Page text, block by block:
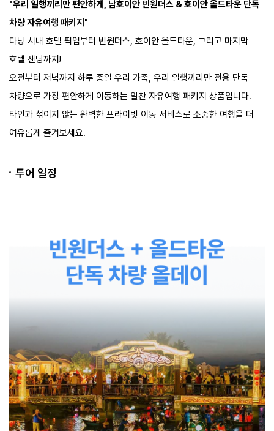
"우리 일행끼리만 편안하게, 남호이안 빈원더스 & 호이안 올드타운 단독
차량 자유여행 패키지"
다낭 시내 호텔 픽업부터 빈원더스, 호이안 올드타운, 그리고 마지막
호텔 샌딩까지!
오전부터 저녁까지 하루 종일 우리 가족, 우리 일행끼리만 전용 단독
차량으로 가장 편안하게 이동하는 알찬 자유여행 패키지 상품입니다.
타인과 섞이지 않는 완벽한 프라이빗 이동 서비스로 소중한 여행을 더
여유롭게 즐겨보세요.​
투어 일정